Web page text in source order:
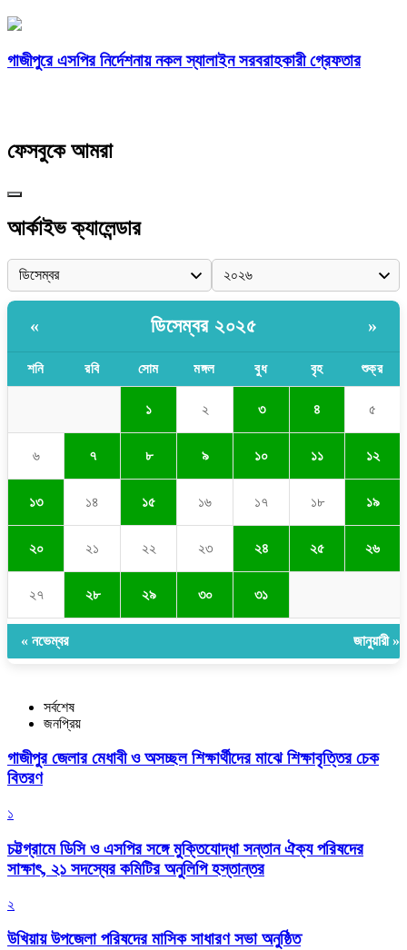
গাজীপুরে এসপির নির্দেশনায় নকল স্যালাইন সরবরাহকারী গ্রেফতার
ফেসবুকে আমরা
আর্কাইভ ক্যালেন্ডার
« ডিসেম্বর ২০২৫ »
শনি রবি সোম মঙ্গল বুধ বৃহ শুক্র
১ ২ ৩ ৪ ৫
৬ ৭ ৮ ৯ ১০ ১১ ১২
১৩ ১৪ ১৫ ১৬ ১৭ ১৮ ১৯
২০ ২১ ২২ ২৩ ২৪ ২৫ ২৬
২৭ ২৮ ২৯ ৩০ ৩১
« নভেম্বর জানুয়ারী »
সর্বশেষ
জনপ্রিয়
গাজীপুর জেলার মেধাবী ও অসচ্ছল শিক্ষার্থীদের মাঝে শিক্ষাবৃত্তির চেক
বিতরণ
১
চট্টগ্রামে ডিসি ও এসপির সঙ্গে মুক্তিযোদ্ধা সন্তান ঐক্য পরিষদের
সাক্ষাৎ, ২১ সদস্যের কমিটির অনুলিপি হস্তান্তর
২
উখিয়ায় উপজেলা পরিষদের মাসিক সাধারণ সভা অনুষ্ঠিত